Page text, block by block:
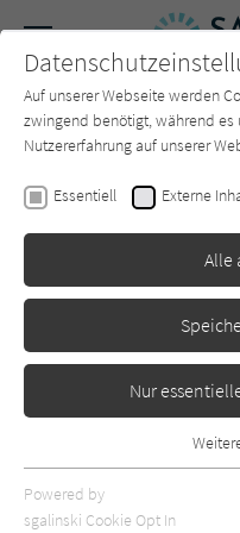
SUCHE Forum
Christina de Stefano
Leben der
btb
Auf unserer Webseite werden
zwingend benötigt, während es
Nutzererfahrung auf unserer
Essentiell Externe
Alle
Nur
Essentielle Cookies werden
Webseite benötigt. Dadurch
Powered by
sgalinski Cookie Opt In